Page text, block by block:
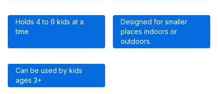
Holds 4 to 6 kids at a
time
Designed for smaller
places indoors or
outdoors.
Can be used by kids
ages 3+